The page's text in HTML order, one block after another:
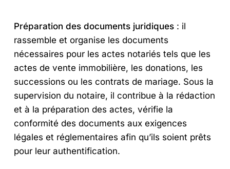
Préparation des documents juridiques: il
rassemble et organise les documents
nécessaires pour les actes notariés tels que les
actes de vente immobilière, les donations, les
successions ou les contrats de mariage. Sous la
supervision du notaire, il contribue à la rédaction
et à la préparation des actes, vérifie la
conformité des documents aux exigences
légales et réglementaires afin qu’ils soient prêts
pour leur authentification.